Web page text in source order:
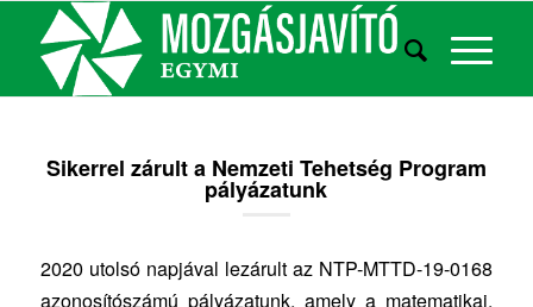
Sikerrel zárult a Nemzeti Tehetség Program
pályázatunk
2020 utolsó napjával lezárult az NTP-MTTD-19-0168
azonosítószámú pályázatunk, amely a matematikai,